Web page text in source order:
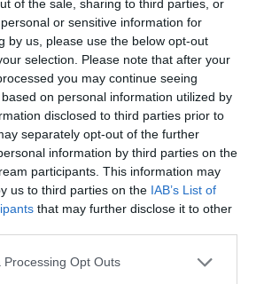
of the sale, sharing to third parties, or
or sensitive information for
by us, please use the below opt-out
selection. Please note that after your
you may continue seeing
on personal information utilized by
disclosed to third parties prior to
separately opt-out of the further
information by third parties on the
participants. This information may
us to third parties on the IAB’s List of
that may further disclose it to other
Processing Opt Outs
25 octobre 2015 –